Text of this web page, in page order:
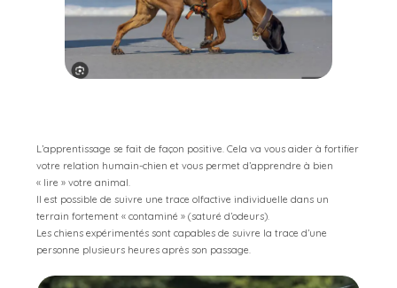
L’apprentissage se fait de façon positive. Cela va vous aider à fortifier
votre relation humain-chien et vous permet d’apprendre à bien
« lire » votre animal.
Il est possible de suivre une trace olfactive individuelle dans un
terrain fortement « contaminé » (saturé d’odeurs).
Les chiens expérimentés sont capables de suivre la trace d’une
personne plusieurs heures après son passage.